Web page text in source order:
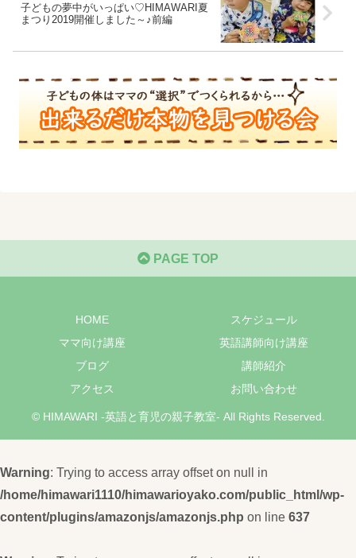
子どもの夢中がいっぱい♡HIMAWARI夏
まつり2019開催しました～♪前編
PAGE TOP
HOME
スケジュール
ママ向け講座
英語講師向け講座
ブログ
講師紹介
アクセス
お問い合わせ
© HIMAWARI -英語と育児の親子教室- All Rights Reserved.
Warning: Trying to access array offset on null in
/home/himawari1110/himawarioyako.com/public_html/wp-
content/plugins/amazonjs/amazonjs.php on line 637